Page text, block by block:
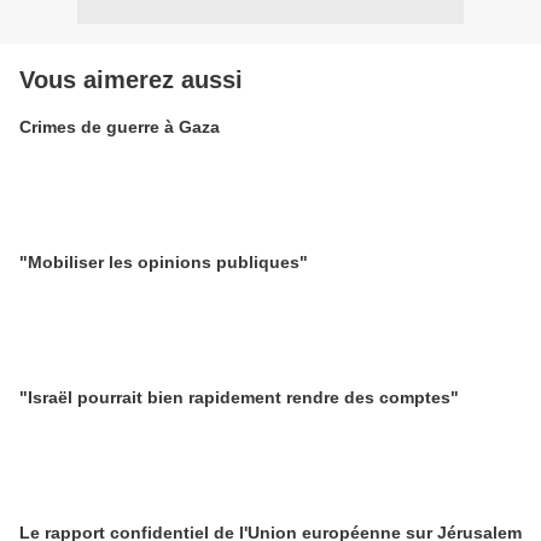
Vous aimerez aussi
Crimes de guerre à Gaza
"Mobiliser les opinions publiques"
"Israël pourrait bien rapidement rendre des comptes"
Le rapport confidentiel de l'Union européenne sur Jérusalem